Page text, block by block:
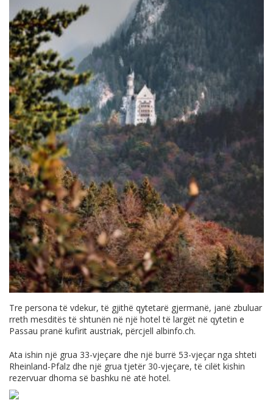
Tre persona të vdekur,të gjithë qytetarë gjermanë, janë zbuluar
rreth mesditës të shtunën në një hotel të largët në qytetin e
Passau pranë kufirit austriak, përcjell albinfo.ch.
Ata ishin një grua 33-vjeçare dhe një burrë 53-vjeçar nga shteti
Rheinland-Pfalz dhe një grua tjetër 30-vjeçare, të cilët kishin
rezervuar dhoma së bashku në atë hotel.